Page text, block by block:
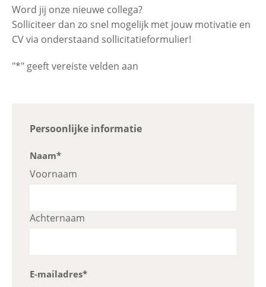
Contactgegevens
Word jij onze nieuwe collega?
Solliciteer dan zo snel mogelijk met jouw motivatie en
CV via onderstaand sollicitatieformulier!
"*" geeft vereiste velden aan
Name
veld
is
validatiedoeleinden
Persoonlijke informatie
Naam*
Voornaam
Achternaam
E-mailadres*